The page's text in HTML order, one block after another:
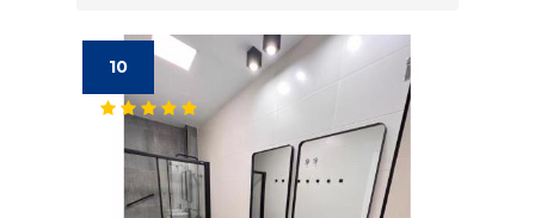
10